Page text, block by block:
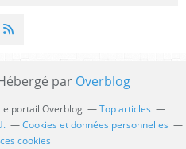
par Overblog
portail Overblog
Top articles
Cookies et données personnelles
cookies